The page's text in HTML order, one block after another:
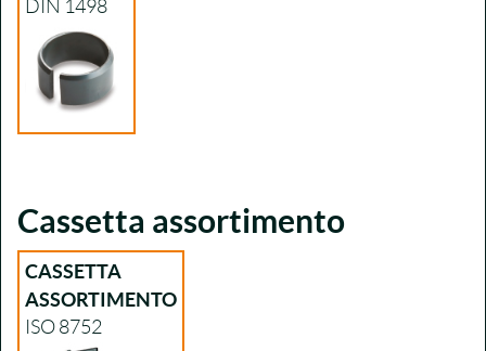
DIN 1498
Cassetta assortimento
CASSETTA
ASSORTIMENTO
ISO 8752